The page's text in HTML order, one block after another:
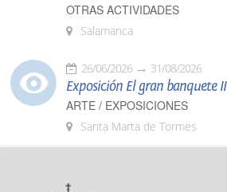
OTRAS ACTIVIDADES
Salamanca
26/06/2026 31/08/2026
Exposición El gran banquete II
ARTE / EXPOSICIONES
Santa Marta de Tormes